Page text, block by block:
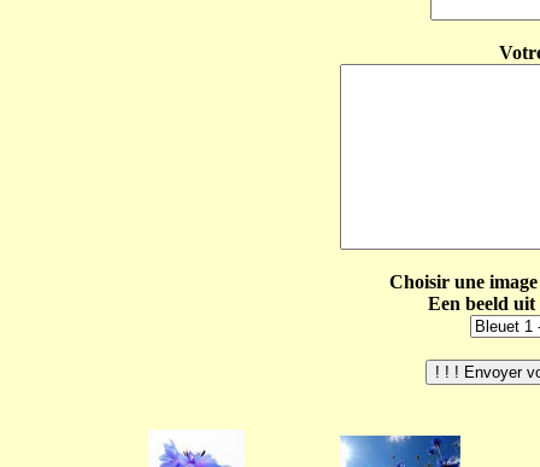
Choisir une
Een beeld